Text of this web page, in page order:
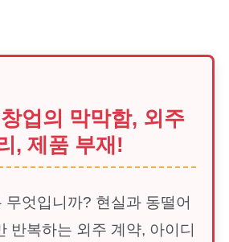
업의 막막함, 외주
, 제품 부재!
무엇입니까? 현실과 동떨어
반복하는 외주 계약, 아이디